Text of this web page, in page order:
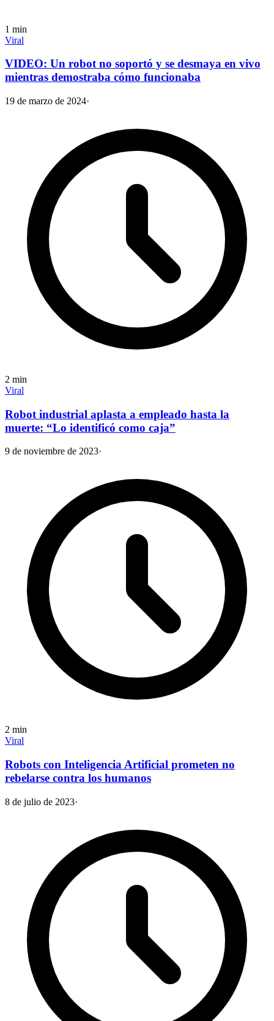
1 min
Viral
VIDEO: Un robot no soportó y se desmaya en vivo
mientras demostraba cómo funcionaba
19 de marzo de 2024·
2 min
Viral
Robot industrial aplasta a empleado hasta la
muerte: “Lo identificó como caja”
9 de noviembre de 2023·
2 min
Viral
Robots con Inteligencia Artificial prometen no
rebelarse contra los humanos
8 de julio de 2023·